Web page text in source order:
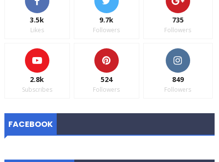
3.5k
Likes
9.7k
Followers
735
Followers
2.8k
Subscribes
524
Followers
849
Followers
FACEBOOK